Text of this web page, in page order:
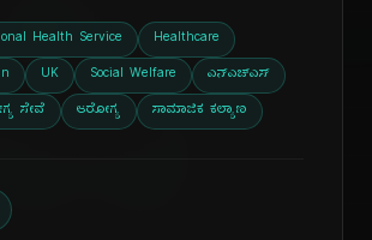
Health Service Healthcare
UK Social Welfare ಎನ್‌ಎಚ್‌ಎಸ್
ಸೇವೆ ಆರೋಗ್ಯ ಸಾಮಾಜಿಕ ಕಲ್ಯಾಣ